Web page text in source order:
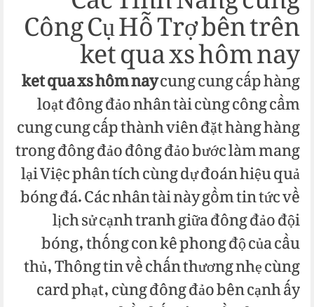
Công Cụ Hỗ Trợ bên trên
ket qua xs hôm nay
ket qua xs hôm naycung cung cấp hàng
loạt đông đảo nhân tài cùng công cầm
cung cung cấp thành viên đặt hàng hàng
trong đông đảo đông đảo bước làm mang
lại Việc phân tích cùng dự đoán hiệu quả
bóng đá. Các nhân tài này gồm tin tức về
lịch sử cạnh tranh giữa đông đảo đội
bóng, thống con kê phong độ của cầu
thủ, Thông tin về chấn thương nhẹ cùng
card phạt, cùng đông đảo bên cạnh ấy